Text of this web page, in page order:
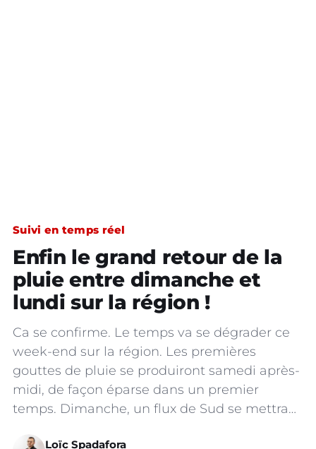
Suivi en temps réel
Enfin le grand retour de la
pluie entre dimanche et
lundi sur la région !
Ca se confirme. Le temps va se dégrader ce
week-end sur la région. Les premières
gouttes de pluie se produiront samedi après-
midi, de façon éparse dans un premier
temps. Dimanche, un flux de Sud se mettra…
Loïc Spadafora